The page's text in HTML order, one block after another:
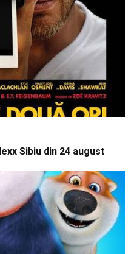
Sibiu din 24 august